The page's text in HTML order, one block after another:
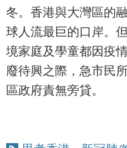
冬。香港與大灣區的
球人流最巨的口岸。
境家庭及學童都因疫
廢待興之際，急市民
區政府責無旁貸。